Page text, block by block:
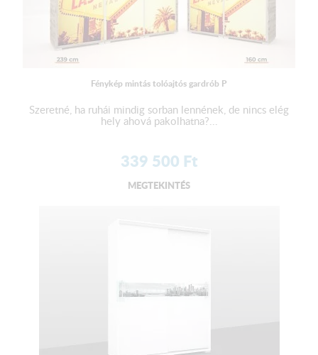
Fénykép mintás tolóajtós gardrób P
Szeretné, ha ruhái mindig sorban lennének, de nincs elég
hely ahová pakolhatna?...
339 500 Ft
MEGTEKINTÉS